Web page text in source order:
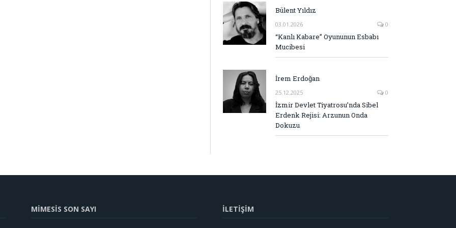
Bülent Yıldız
03.01.2026 0
“Kanlı Kabare” Oyununun Esbabı
Mucibesi
İrem Erdoğan
25.12.2025 0
İzmir Devlet Tiyatrosu’nda Sibel
Erdenk Rejisi: Arzunun Onda
Dokuzu
MİMESİS SON SAYI İLETİŞİM